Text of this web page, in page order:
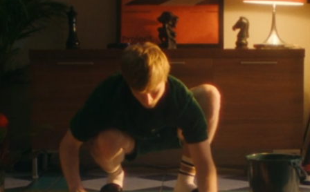
Se connecter
Profil de l'utilisateur
Mes appareils
Mes commandes
Mes adresses
Mes abonnements
NOUVEAU
FAQ™ Pure Beauty-Tech Elixir
BREAKING NEWS
issa™ Teeth Whitening Set
Langue
Deutsch
Español
Italiano
Português
Русский
简体中文 繁體中文